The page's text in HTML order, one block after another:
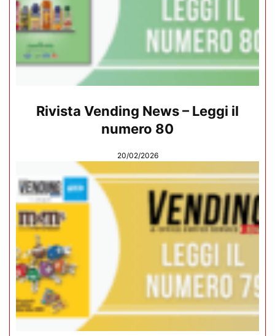
Rivista Vending News – Leggi il
numero 80
20/02/2026